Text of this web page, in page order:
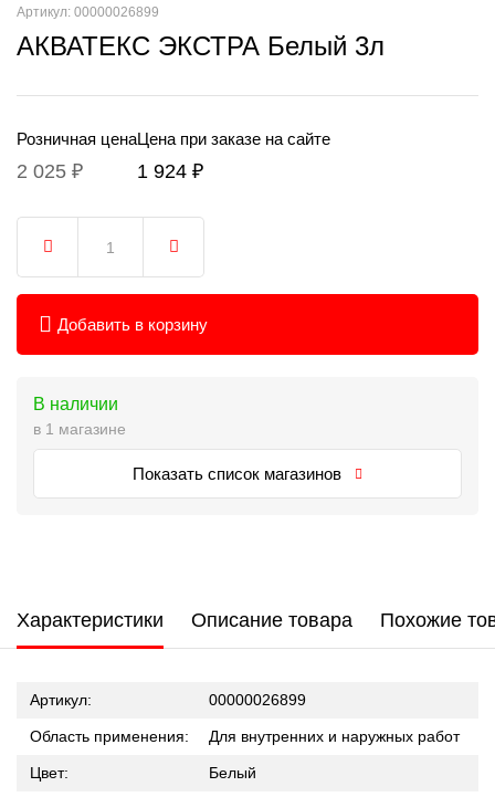
Артикул: 00000026899
АКВАТЕКС ЭКСТРА Белый 3л
Розничная цена
2 025 ₽
Цена при заказе на сайте
1 924 ₽
Добавить в корзину
В наличии
в 1 магазине
Показать список магазинов
Характеристики Описание товара Похожие
Артикул: 00000026899
Область применения: Для внутренних и наружных работ
Цвет: Белый